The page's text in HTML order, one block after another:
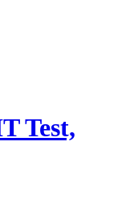
Test,